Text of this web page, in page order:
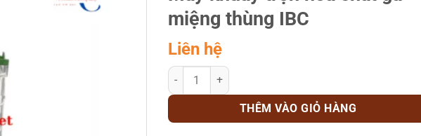
miệng thùng IBC
Liên hệ
Máy khuấy trộn hóa chất gá miệng thùng IBC số lượng
THÊM VÀO GIỎ HÀNG